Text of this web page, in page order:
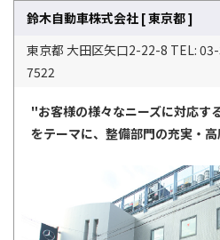
鈴木自動車株式会社 [ 東京都 ]
東京都 大田区矢口2-22-8 TEL:
7522
"お客様の様々なニーズに対応す
をテーマに、整備部門の充実・高